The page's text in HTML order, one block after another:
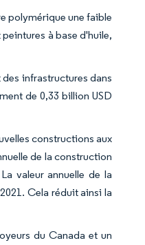
polymérique une faible
à base d'huile,
infrastructures dans
de 0,33 billion USD
constructions aux
de la construction
valeur annuelle de la
Cela réduit ainsi la
du Canada et un